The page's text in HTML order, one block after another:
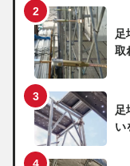
足
取
足
い